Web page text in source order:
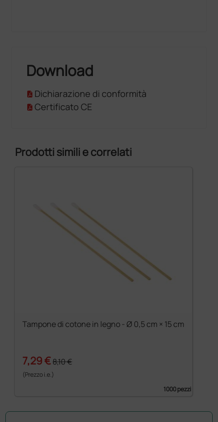
Download
Dichiarazione di conformità
Certificato CE
Prodotti simili e correlati
Tampone di cotone in legno - Ø 0,5 cm × 15 cm
7,29 €8,10 €
(Prezzo i.e.)
1000 pezzi